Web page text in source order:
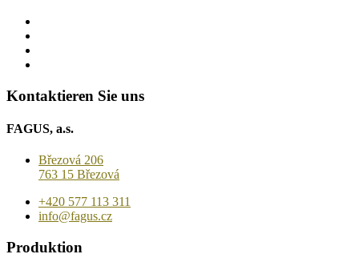
Kontaktieren Sie uns
FAGUS, a.s.
Březová 206
763 15 Březová
+420 577 113 311
info@fagus.cz
Produktion